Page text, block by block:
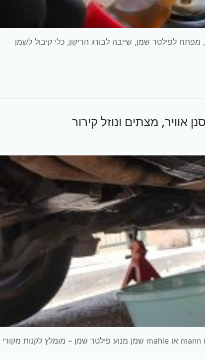
הרכב: קיה פיקנטו 2011 ידנית מנוע G3LA כלים: רצ'ט, בוקסה 17, מפתח לפילטר שמן, שייבה לבורג הריקון, כלי קיבול לשמן
חלפים דרושים פלאגים (מצתים) פילטר אוויר – עדיפות למקורי או mann או mahle שמן מנוע פילטר שמן – מומלץ לקנות מקורי